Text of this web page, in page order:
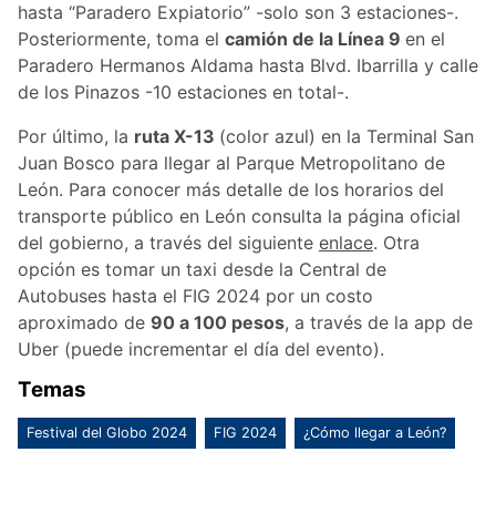
hasta “Paradero Expiatorio” -solo son 3 estaciones-.
Posteriormente, toma el camión de la Línea 9 en el
Paradero Hermanos Aldama hasta Blvd. Ibarrilla y calle
de los Pinazos -10 estaciones en total-.
Por último, la ruta X-13 (color azul) en la Terminal San
Juan Bosco para llegar al Parque Metropolitano de
León. Para conocer más detalle de los horarios del
transporte público en León consulta la página oficial
del gobierno, a través del siguiente enlace. Otra
opción es tomar un taxi desde la Central de
Autobuses hasta el FIG 2024 por un costo
aproximado de 90 a 100 pesos, a través de la app de
Uber (puede incrementar el día del evento).
Temas
Festival del Globo 2024 FIG 2024 ¿Cómo llegar a León?